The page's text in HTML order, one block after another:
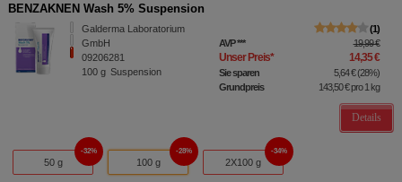
BENZAKNEN Wash 5% Suspension
Galderma Laboratorium
GmbH
09206281
100 g Suspension
1
AVP*** 19,99 €
Unser Preis* 14,35 €
Sie sparen 5,64 €(28%)
Grundpreis
143,50 €pro 1 kg
Details
50 g
32%
100 g
28%
2X100 g
34%